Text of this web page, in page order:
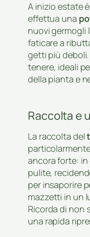
A inizio estate
effettua una
nuovi germogli
faticare a
getti più
tenere, ideali
della pianta e
Raccolta e
La raccolta del
ancora forte:
pulite,
per insaporire
mazzetti in un
Ricorda di non
una rapida